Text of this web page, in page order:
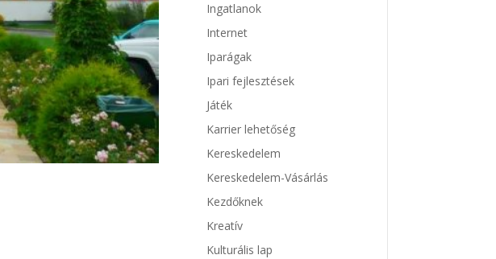
Ingatlanok
Internet
Iparágak
Ipari fejlesztések
Játék
Karrier lehetőség
Kereskedelem
Kereskedelem-Vásárlás
Kezdőknek
Kreatív
Kulturális lap